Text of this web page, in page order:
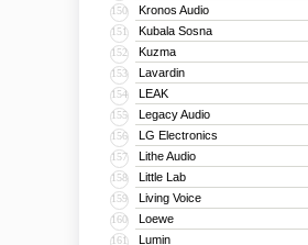
150 Kronos Audio
151 Kubala Sosna
152 Kuzma
153 Lavardin
154 LEAK
155 Legacy Audio
156 LG Electronics
157 Lithe Audio
158 Little Lab
159 Living Voice
160 Loewe
161 Lumin